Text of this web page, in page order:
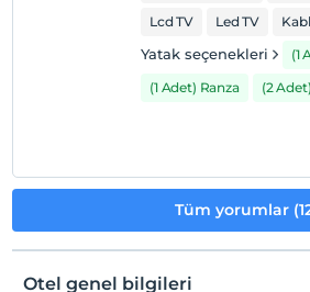
Lcd TV
Led TV
Yatak seçenekleri
(1
(1 Adet) Ranza
(2
Tüm yorumlar
Otel genel bilgileri